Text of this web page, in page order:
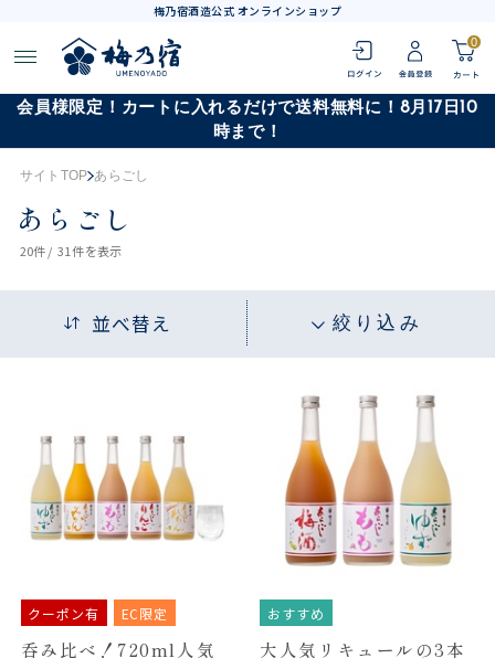
梅乃宿酒造公式 オンラインショップ
0
会員様限定！カートに入れるだけで送料無料に！8月17日10
時まで！
サイトTOP あらごし
あらごし
20件 / 31件を表示
並べ替え 絞り込み
クーポン有 EC限定
呑み比べ！720ml人気
おすすめ
大人気リキュールの3本